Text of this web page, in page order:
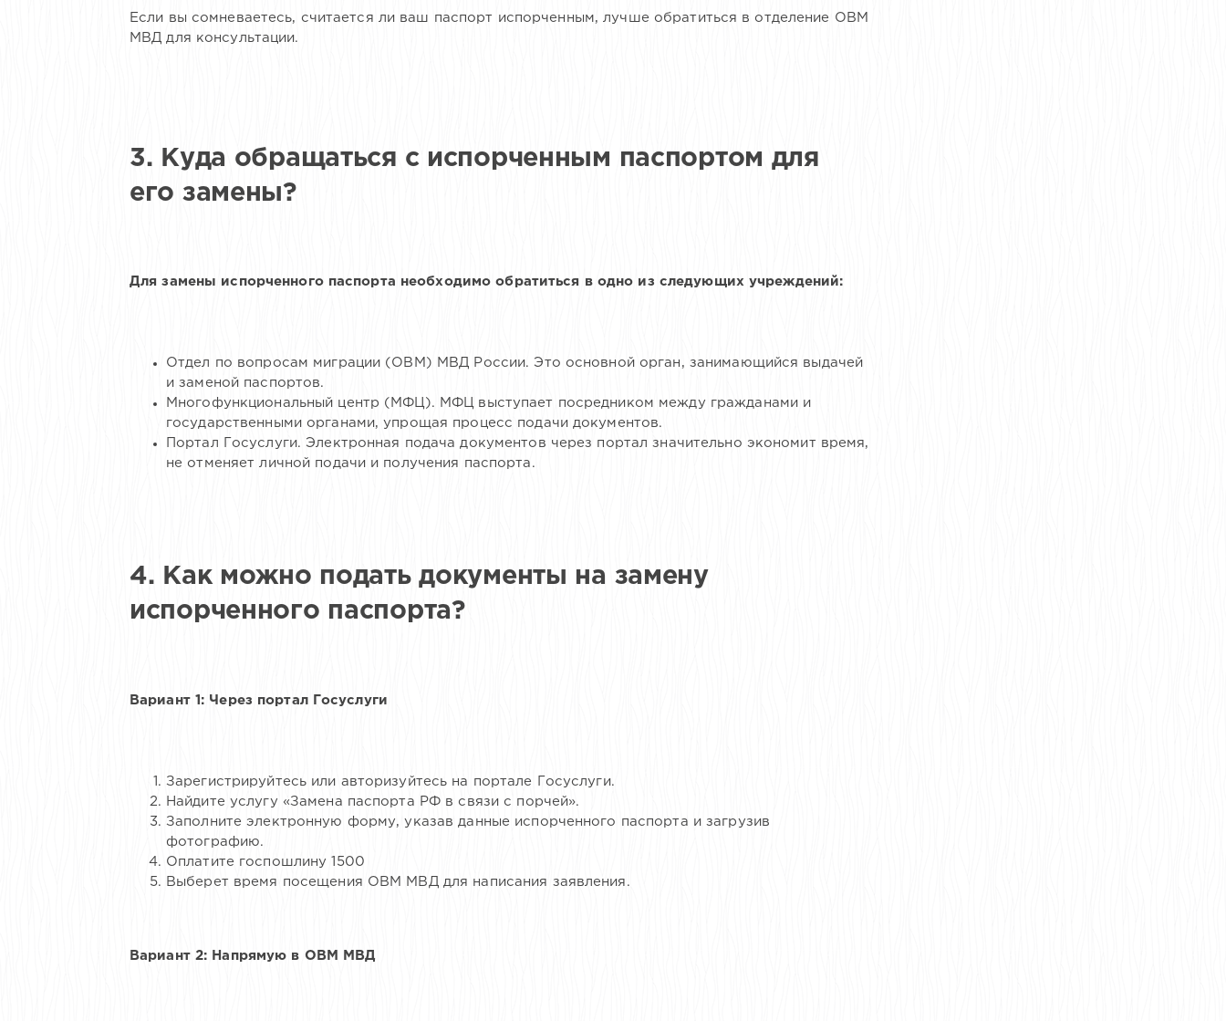
Если вы сомневаетесь, считается ли ваш паспорт испорченным, лучше обратиться в отделение ОВМ
МВД для консультации.
3. Куда обращаться с испорченным паспортом для
его замены?
Для замены испорченного паспорта необходимо обратиться в одно из следующих учреждений:
Отдел по вопросам миграции (ОВМ) МВД России. Это основной орган, занимающийся выдачей
и заменой паспортов.
Многофункциональный центр (МФЦ). МФЦ выступает посредником между гражданами и
государственными органами, упрощая процесс подачи документов.
Портал Госуслуги. Электронная подача документов через портал значительно экономит время,
не отменяет личной подачи и получения паспорта.
4. Как можно подать документы на замену
испорченного паспорта?
Вариант 1: Через портал Госуслуги
Зарегистрируйтесь или авторизуйтесь на портале Госуслуги.
Найдите услугу «Замена паспорта РФ в связи с порчей».
Заполните электронную форму, указав данные испорченного паспорта и загрузив
фотографию.
Оплатите госпошлину 1500
Выберет время посещения ОВМ МВД для написания заявления.
Вариант 2: Напрямую в ОВМ МВД